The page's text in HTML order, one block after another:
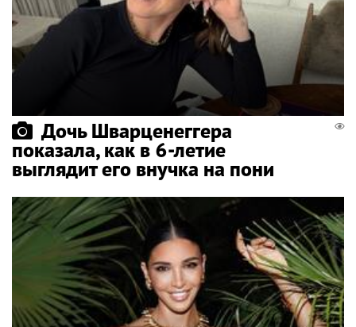
Дочь Шварценеггера
показала, как в 6-летие
выглядит его внучка на пони